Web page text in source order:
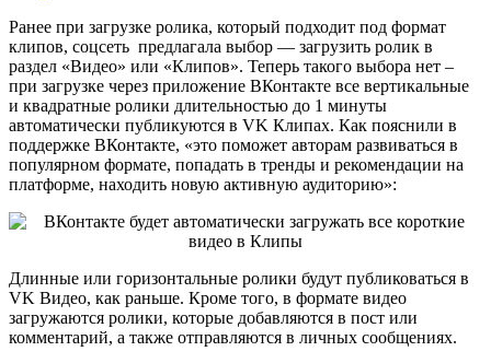
Ранее при загрузке ролика, который подходит под формат
клипов, соцсеть предлагала выбор — загрузить ролик в
раздел «Видео» или «Клипов». Теперь такого выбора нет –
при загрузке через приложение ВКонтакте все вертикальные
и квадратные ролики длительностью до 1 минуты
автоматически публикуются в VK Клипах. Как пояснили в
поддержке ВКонтакте, «это поможет авторам развиваться в
популярном формате, попадать в тренды и рекомендации на
платформе, находить новую активную аудиторию»:
Длинные или горизонтальные ролики будут публиковаться в
VK Видео, как раньше. Кроме того, в формате видео
загружаются ролики, которые добавляются в пост или
комментарий, а также отправляются в личных сообщениях.